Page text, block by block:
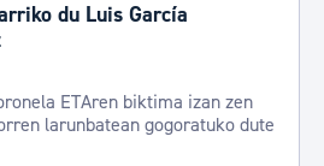
du Luis García
ETAren biktima izan zen
larunbatean gogoratuko dute